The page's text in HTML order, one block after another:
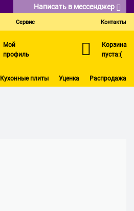
Написать в мессенджер
Сервис Контакты
Мой
профиль
Корзина
пуста:(
Кухонные плиты Уценка Распродажа